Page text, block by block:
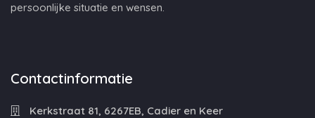
persoonlijke situatie en wensen.
Contactinformatie
Kerkstraat 81, 6267EB, Cadier en Keer